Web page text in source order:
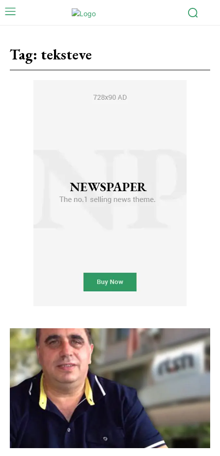
Tag: teksteve